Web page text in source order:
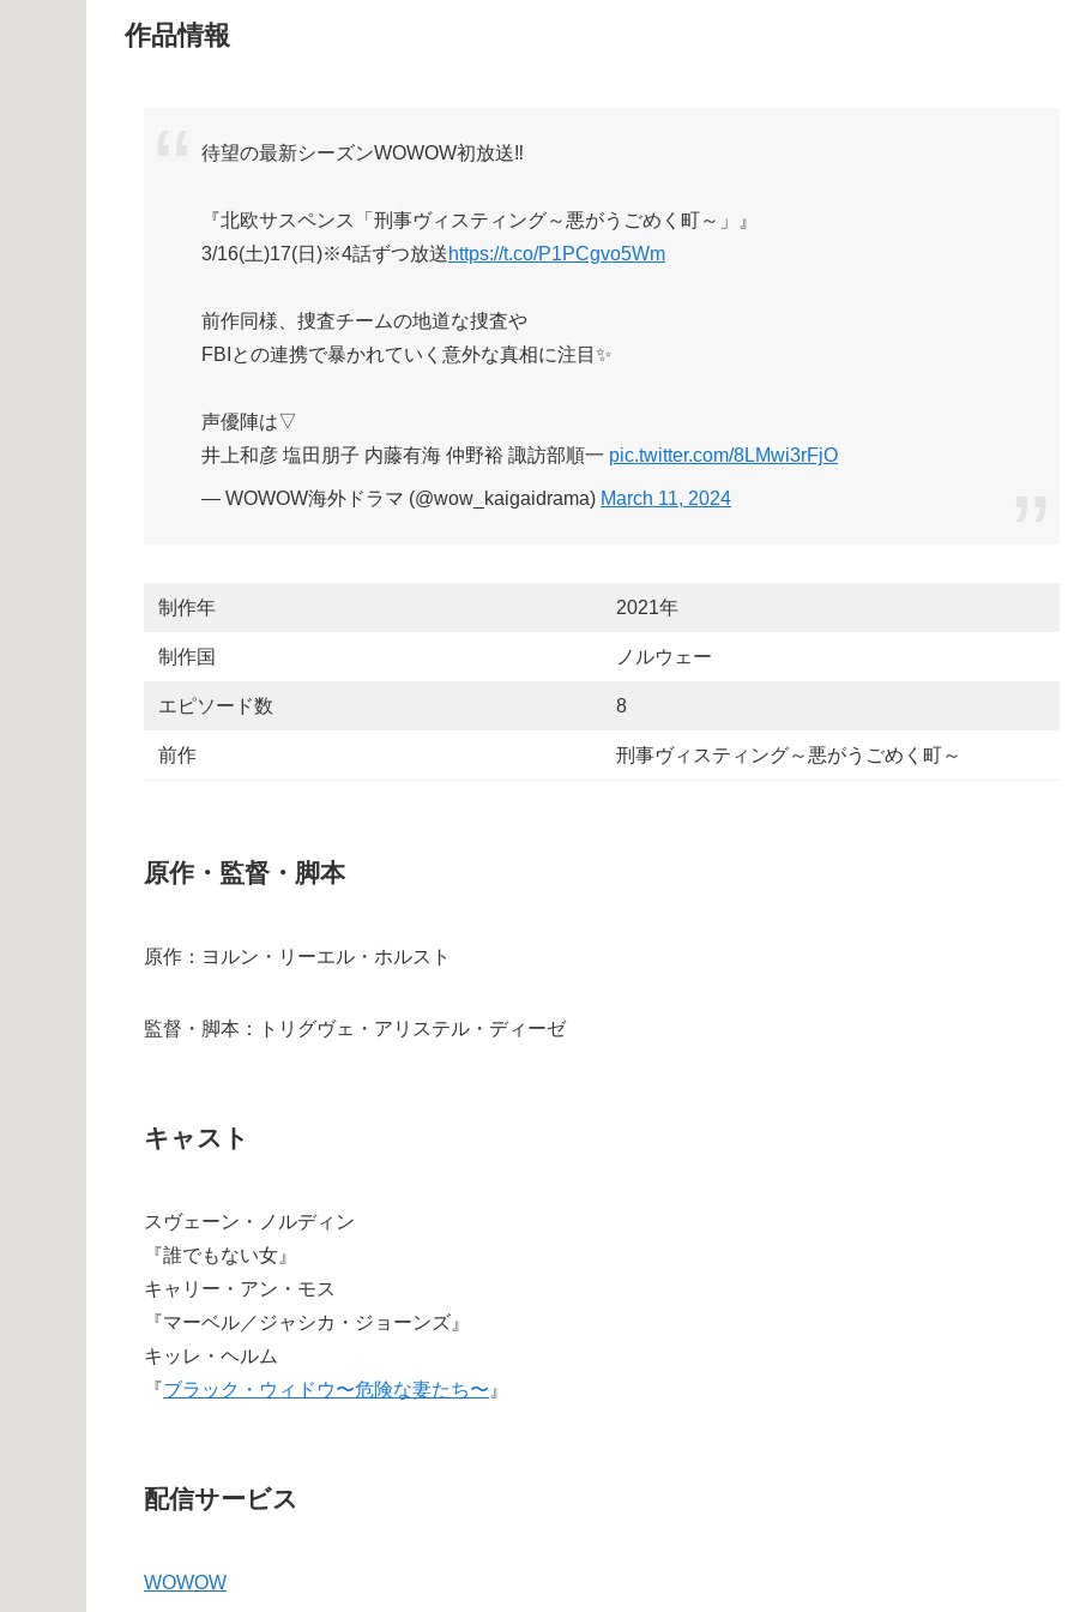
作品情報
待望の最新シーズンWOWOW初放送‼
『北欧サスペンス「刑事ヴィスティング～悪がうごめく町～」』
3/16(土)17(日)※4話ずつ放送https://t.co/P1PCgvo5Wm
前作同様、捜査チームの地道な捜査や
FBIとの連携で暴かれていく意外な真相に注目✨
声優陣は▽
井上和彦 塩田朋子 内藤有海 仲野裕 諏訪部順一 pic.twitter.com/8LMwi3rFjO
— WOWOW海外ドラマ (@wow_kaigaidrama) March 11, 2024
制作年 2021年
制作国 ノルウェー
エピソード数 8
前作 刑事ヴィスティング～悪がうごめく町～
原作・監督・脚本
原作：ヨルン・リーエル・ホルスト
監督・脚本：トリグヴェ・アリステル・ディーゼ
キャスト
スヴェーン・ノルディン
『誰でもない女』
キャリー・アン・モス
『マーベル／ジャシカ・ジョーンズ』
キッレ・ヘルム
『ブラック・ウィドウ〜危険な妻たち〜 』
配信サービス
WOWOW